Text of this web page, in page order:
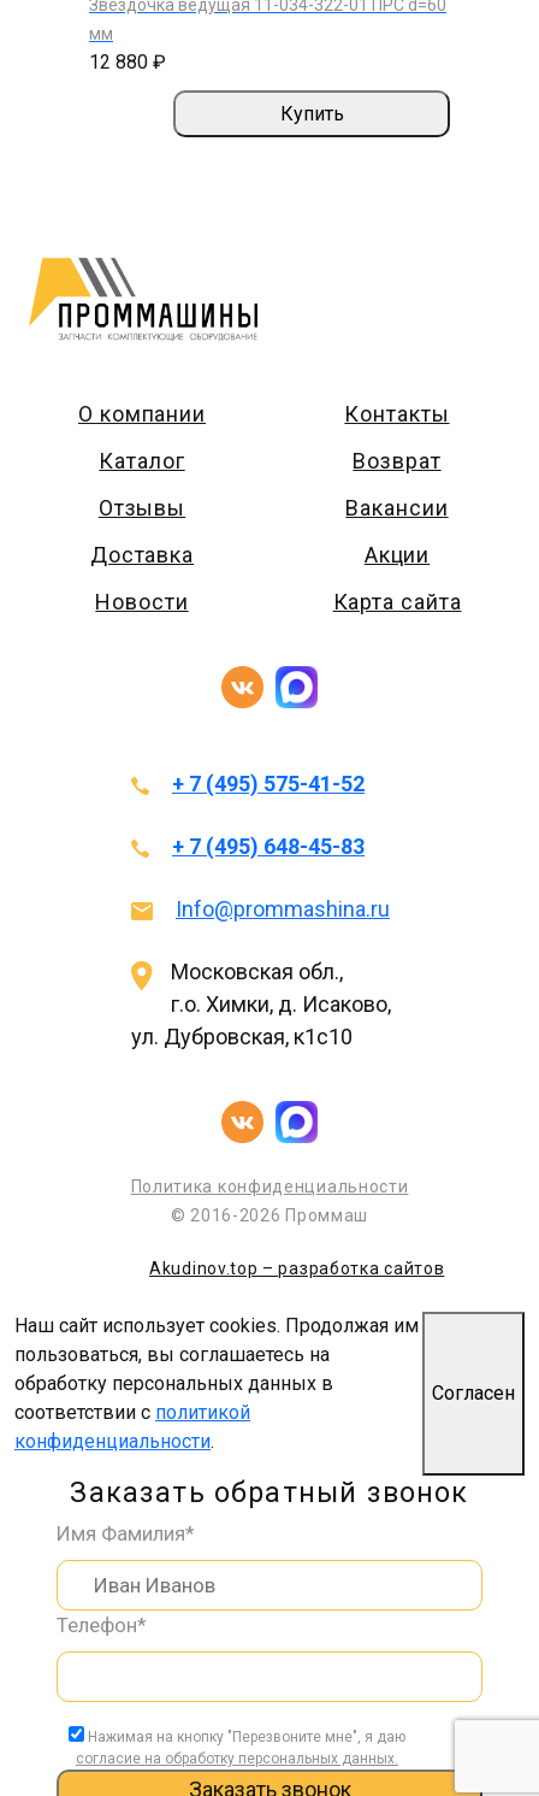
Звездочка ведущая 11-034-322-01 ПРС d=60
мм
12 880 ₽
Купить
О компании
Каталог
Отзывы
Доставка
Новости
Контакты
Возврат
Вакансии
Акции
Карта сайта
+ 7 (495) 575-41-52
+ 7 (495) 648-45-83
Info@prommashina.ru
Московская обл.,
г.о. Химки, д. Исаково,
ул. Дубровская, к1с10
Политика конфиденциальности
© 2016-2026 Проммаш
Akudinov.top – разработка сайтов
Наш сайт использует cookies. Продолжая им
пользоваться, вы соглашаетесь на
обработку персональных данных в
соответствии с политикой
конфиденциальности.
Согласен
Заказать обратный звонок
Имя Фамилия*
Телефон*
Нажимая на кнопку "Перезвоните мне", я даю
согласие на обработку персональных данных.